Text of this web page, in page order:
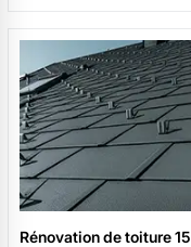
Rénovation de toiture 15